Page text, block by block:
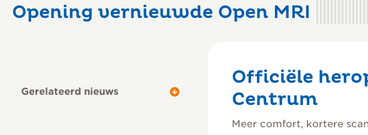
Opening vernieuwde Open MRI
Gerelateerd nieuws
Officiële
Centrum
Meer comfort, kortere